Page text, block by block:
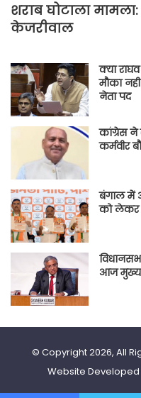
शराब घोटाला
केजरीवाल
क्या
मौका
नेता पद
कांग्रेस ने
कर्मवीर
बंगाल में
को लेकर
आज मुख्य
© Copyright 2026, All
Website